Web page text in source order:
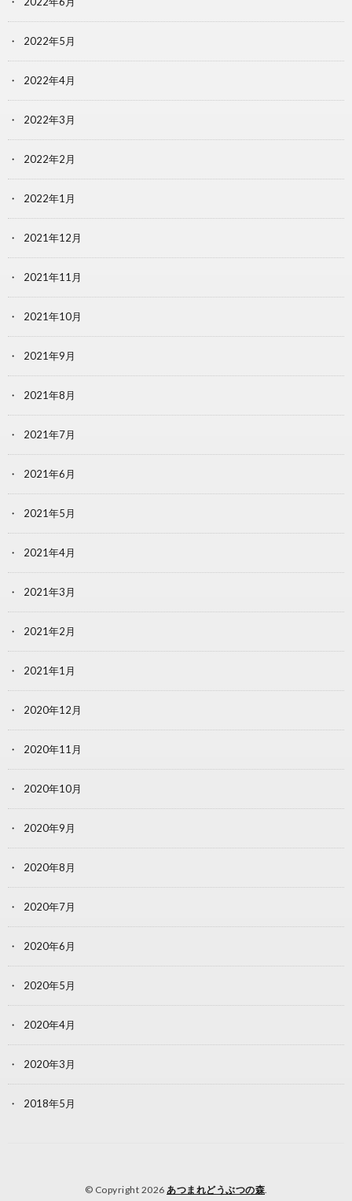
2022年5月
2022年4月
2022年3月
2022年2月
2022年1月
2021年12月
2021年11月
2021年10月
2021年9月
2021年8月
2021年7月
2021年6月
2021年5月
2021年4月
2021年3月
2021年2月
2021年1月
2020年12月
2020年11月
2020年10月
2020年9月
2020年8月
2020年7月
2020年6月
2020年5月
2020年4月
2020年3月
2018年5月
© Copyright 2026 あつまれどうぶつの森.